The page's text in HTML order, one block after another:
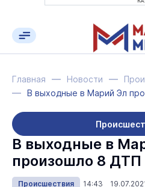
Главная Новости
В выходные в Марий Эл
В выходные в
произошло 8 ДТП
Происшествия 14:43